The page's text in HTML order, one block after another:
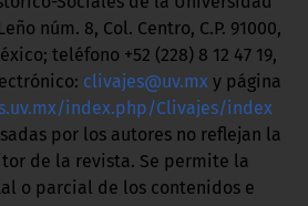
núm. 8, Col. Centro, C.P. 91000,
teléfono +52 (228) 8 12 47 19,
clivajes@uv.mxy página
index.php/Clivajes/index
por los autores no reflejan la
de la revista. Se permite la
o parcial de los contenidos e